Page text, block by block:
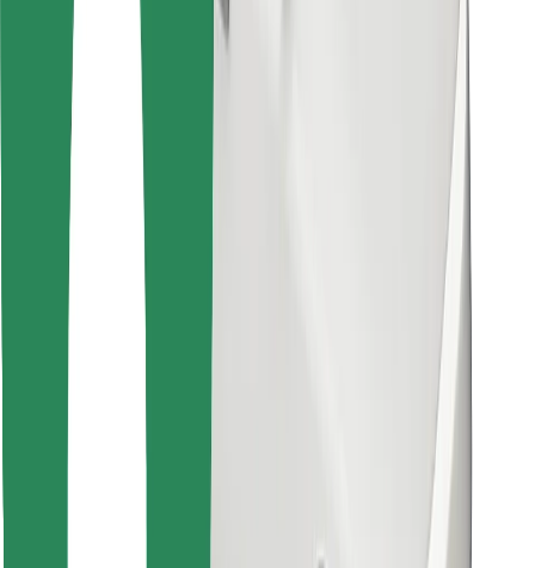
Consigue un viaje en minutos
Descargar la app de Bolt
Encuentra tu comida favorita